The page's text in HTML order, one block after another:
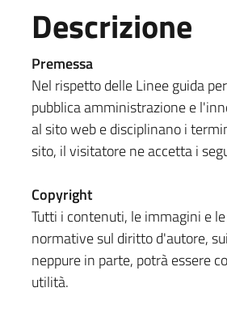
Descrizione
Premessa
Nel rispetto delle Linee guida
pubblica amministrazione e
al sito web e disciplinano i
sito, il visitatore ne accetta i
Copyright
Tutti i contenuti, le immagini e
normative sul diritto d'autore,
neppure in parte, potrà essere
utilità.